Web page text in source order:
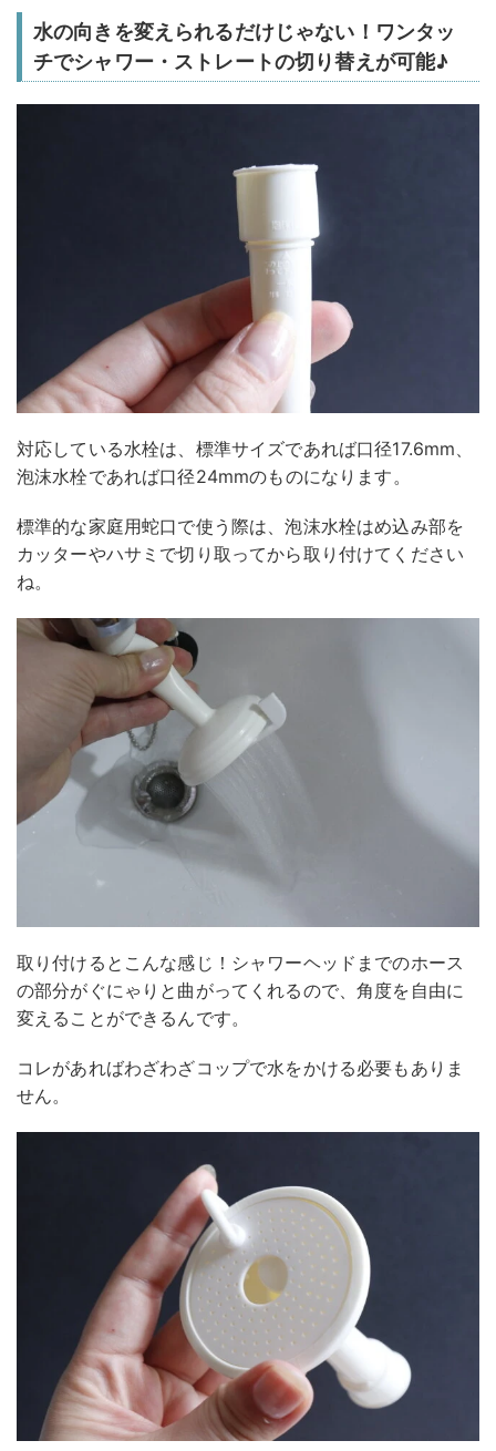
水の向きを変えられるだけじゃない！ワンタッ
チでシャワー・ストレートの切り替えが可能♪
対応している水栓は、標準サイズであれば口径17.6mm、
泡沫水栓であれば口径24mmのものになります。
標準的な家庭用蛇口で使う際は、泡沫水栓はめ込み部を
カッターやハサミで切り取ってから取り付けてください
ね。
取り付けるとこんな感じ！シャワーヘッドまでのホース
の部分がぐにゃりと曲がってくれるので、角度を自由に
変えることができるんです。
コレがあればわざわざコップで水をかける必要もありま
せん。